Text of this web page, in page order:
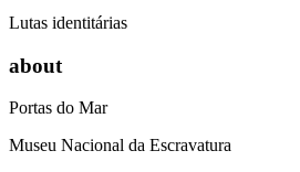
Lutas identitárias
about
Portas do Mar
Museu Nacional da Escravatura